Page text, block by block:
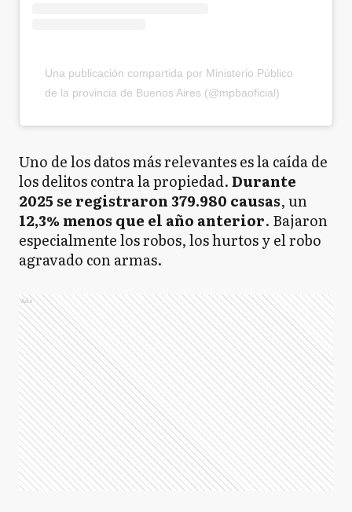
Una publicación compartida por Ministerio Público
de la provincia de Buenos Aires (@mpbaoficial)
Uno de los datos más relevantes es la caída de
los delitos contra la propiedad.Durante
2025 se registraron 379.980 causas, un
12,3% menos que el año anterior. Bajaron
especialmente los robos, los hurtos y el robo
agravado con armas.
Ads